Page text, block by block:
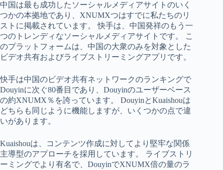
中国は最も成功したソーシャルメディアサイトのいく
つかの本拠地であり、XNUMXつはすでに私たちのリ
ストに掲載されています。 快手は、中国発祥のもう一
つのトレンディなソーシャルメディアサイトです。 こ
のプラットフォームは、中国の大衆のみを対象とした
ビデオ共有およびライブストリーミングアプリです。
快手は中国のビデオ共有ネットワークのランキングで
Douyinに次ぐ80番目であり、Douyinのユーザーベース
の約XNUMX％を誇っています。 DouyinとKuaishouは
どちらも同じように機能しますが、いくつかの点で違
いがあります。
Kuaishouは、コンテンツ作成に対してより堅牢な関係
主導型のアプローチを採用しています。 ライブストリ
ーミングでより有名で、DouyinでXNUMX倍の量のラ